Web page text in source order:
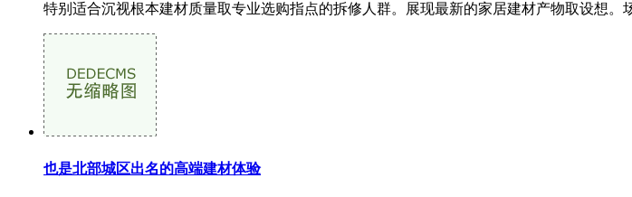
特别适合沉视根本建材质量取专业选购指点的拆修人群。展现最新的家居建材产物取设想
也是北部城区出名的高端建材体验